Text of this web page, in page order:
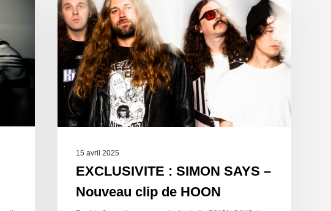
15 avril 2025
EXCLUSIVITE : SIMON SAYS –
Nouveau clip de HOON